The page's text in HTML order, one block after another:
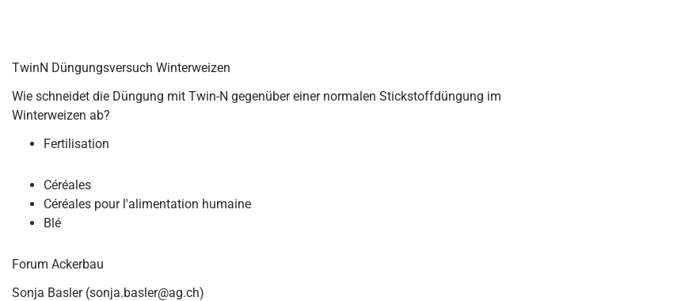
TwinN Düngungsversuch Winterweizen
Wie schneidet die Düngung mit Twin-N gegenüber einer normalen Stickstoffdüngung im
Winterweizen ab?
Fertilisation
Céréales
Céréales pour l'alimentation humaine
Blé
Forum Ackerbau
Sonja Basler (sonja.basler@ag.ch)